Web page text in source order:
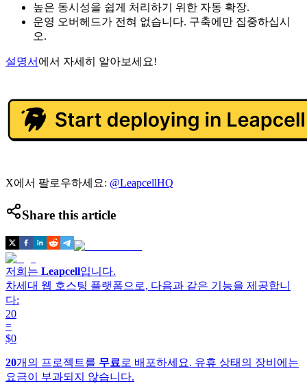
높은 동시성을 쉽게 처리하기 위한 자동 확장.
운영 오버헤드가 전혀 없습니다. 구축에만 집중하십시
오.
설명서 에서 자세히 알아보세요!
X에서 팔로우하세요: @LeapcellHQ
Share this article
저희는 Leapcell입니다.
차세대 웹 호스팅 플랫폼으로, 다음과 같은 기능을 제공합니
다:
20
=
$0
20개의 프로젝트를 무료 로 배포하세요. 유휴 상태의 장비에는
요금이 부과되지 않습니다.